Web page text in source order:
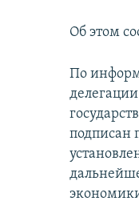
Об этом
По
подписан